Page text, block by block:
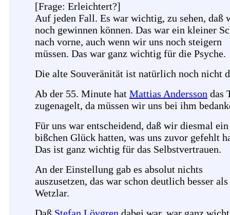
[Frage: Erleichtert?]
Auf jeden Fall. Es war wichtig, zu sehen, daß
noch gewinnen können. Das war ein kleiner
nach vorne, auch wenn wir uns noch steigern
müssen. Das war ganz wichtig für die Psyche.
Die alte Souveränität ist natürlich noch nicht
Ab der 55. Minute hat Mattias Andersson das
zugenagelt, da müssen wir uns bei ihm
Für uns war entscheidend, daß wir diesmal ein
bißchen Glück hatten, was uns zuvor gefehlt
Das ist ganz wichtig für das Selbstvertrauen.
An der Einstellung gab es absolut nichts
auszusetzen, das war schon deutlich besser
Wetzlar.